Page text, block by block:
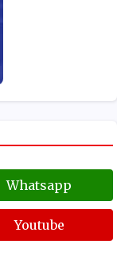
Whatsapp
Youtube